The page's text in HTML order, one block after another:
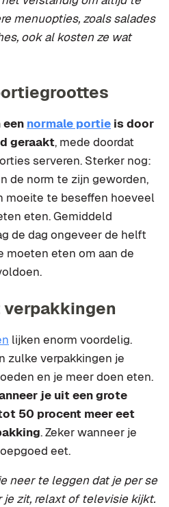
menuopties, zoals salades
ook al kosten ze wat
normale portie is door
geraakt, mede doordat
serveren. Sterker nog:
de norm te zijn geworden,
moeite te beseffen hoeveel
eten. Gemiddeld
de dag ongeveer de helft
moeten eten om aan de
verpakkingen
lijken enorm voordelig.
zulke verpakkingen je
en je meer doen eten.
je uit een grote
50 procent meer eet
. Zeker wanneer je
eet.
neer te leggen dat je per se
zit, relaxt of televisie kijkt.